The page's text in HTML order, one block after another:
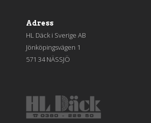
Adress
HL Däck i Sverige AB
Jönköpingsvägen 1
571 34 NÄSSJÖ